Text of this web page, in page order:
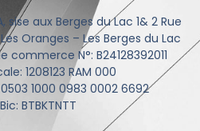
aux Berges du Lac 1& 2 Rue
Oranges – Les Berges du Lac
commerce N°: B24128392011
1208123 RAM 000
1000 0983 0002 6692
BTBKTNTT